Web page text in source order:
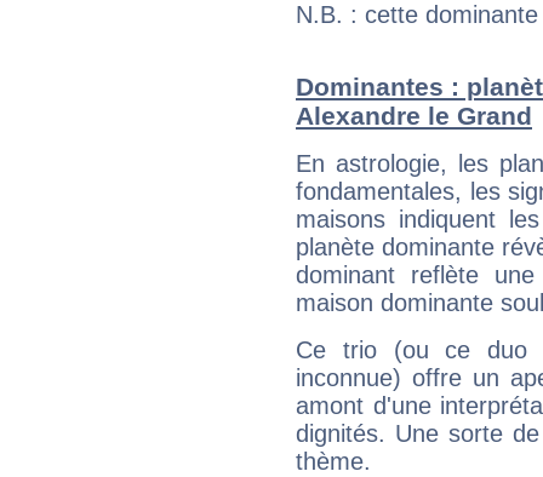
N.B. : cette
Dominantes :
Alexandre le Grand
En astrologie, les
fondamentales, les
maisons indiquent
planète dominante
dominant reflète
maison dominante
Ce trio (ou ce duo
inconnue) offre un
amont d'une
dignités. Une sorte
thème.